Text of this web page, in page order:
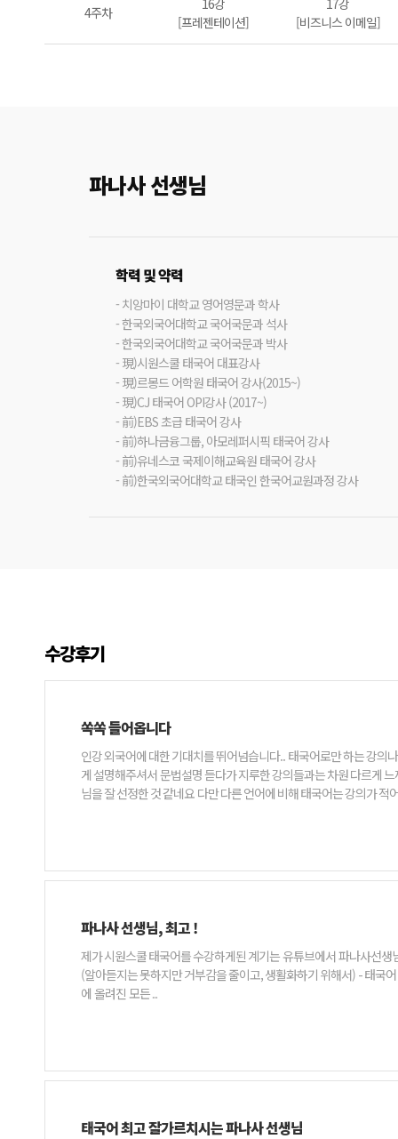
4주차
16강
[프레젠테이션]
17강
[비즈니스 이메일]
파나사 선생님
학력 및 약력
- 치앙마이 대학교 영어영문과 학사
- 한국외국어대학교 국어국문과 석사
- 한국외국어대학교 국어국문과 박사
- 現)시원스쿨 태국어 대표강사
- 現)르몽드 어학원 태국어 강사(2015~)
- 現)CJ 태국어 OPI강사 (2017~)
- 前)EBS 초급 태국어 강사
- 前)하나금융그룹, 아모레퍼시픽 태국어 강사
- 前)유네스코 국제이해교육원 태국어 강사
- 前)한국외국어대학교 태국인 한국어교원과정 강사
수강후기
쏙쏙 들어옵니다
인강 외국어에 대한 기대치를 뛰어넘습니다.. 태국어로만 하는 강의나 (프랑스어 회화수업처럼) 플렉스 태국어 같은 강의도 더 개설되면 좋겠어요 이 수업은 강사님이 한국어 잘하시네요 알아듣기 쉽
게 설명해주셔서 문법설명 듣다가 지루한 강의들과는 차원 다르게 느껴져요 활용도가 높은 표현들이지만 어려울 수 있는데 수업 들으면서 막 웃고 ㅎ 즐겁게 공부하고 있어요 시
님을 잘 선정한 것 같네요 다만 다른
파나사 선생님, 최고 !
제가 시원스쿨 태국어를 수강하게된 계기는 유튜브에서 파나사선생님의 강의를 본 후 입니다. (흥미를 갖기에 충분했습니다) 개인적으로 저의 태국어 수준은 초급이지만 나름대로 - 태국 뉴스를 듣고
(알아듣지는 못하지만 거부감을 줄이고, 생활화하기 위해서) - 태국어 과외 (원어민 선생님을 포함 몇 분의 선생님께 많은 도움을 받았습니다)를 받고 - 유튜브를 통해 학습 중입니다. 시원스쿨 태국어
에 올려진 모든 ...
태국어 최고 잘가르치시는 파나사 선생님